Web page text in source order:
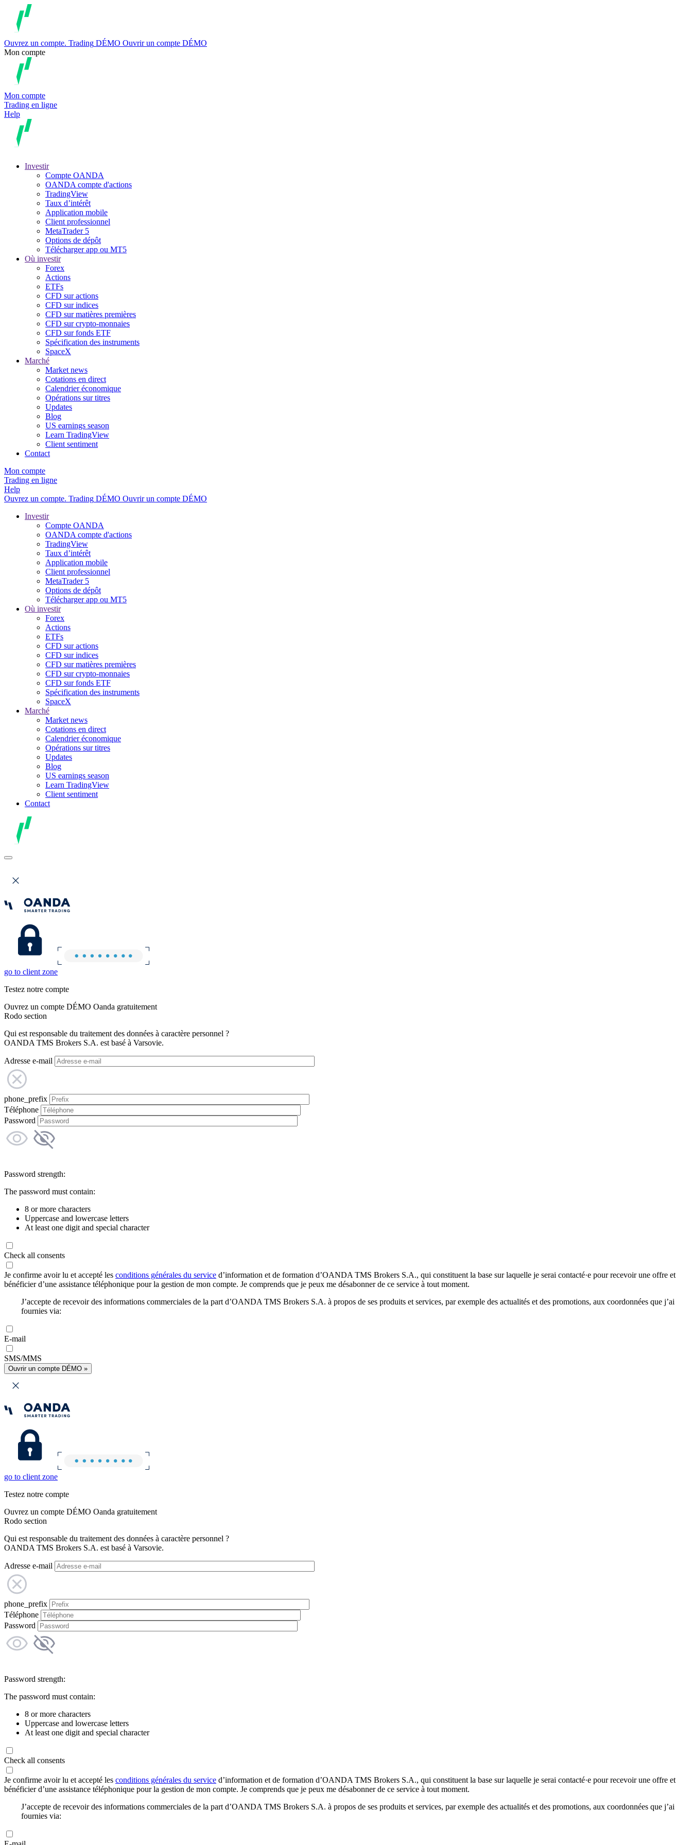
Ouvrez un compte. Trading DÉMO Ouvrir un compte DÉMO
Mon compte
Mon compte
Trading en ligne
Help
Investir
Compte OANDA
OANDA compte d'actions
TradingView
Taux d’intérêt
Application mobile
Client professionnel
MetaTrader 5
Options de dépôt
Télécharger app ou MT5
Où investir
Forex
Actions
ETFs
CFD sur actions
CFD sur indices
CFD sur matières premières
CFD sur crypto-monnaies
CFD sur fonds ETF
Spécification des instruments
SpaceX
Marché
Market news
Cotations en direct
Calendrier économique
Opérations sur titres
Updates
Blog
US earnings season
Learn TradingView
Client sentiment
Contact
Mon compte
Trading en ligne
Help
Ouvrez un compte. Trading DÉMO Ouvrir un compte DÉMO
Investir
Compte OANDA
OANDA compte d'actions
TradingView
Taux d’intérêt
Application mobile
Client professionnel
MetaTrader 5
Options de dépôt
Télécharger app ou MT5
Où investir
Forex
Actions
ETFs
CFD sur actions
CFD sur indices
CFD sur matières premières
CFD sur crypto-monnaies
CFD sur fonds ETF
Spécification des instruments
SpaceX
Marché
Market news
Cotations en direct
Calendrier économique
Opérations sur titres
Updates
Blog
US earnings season
Learn TradingView
Client sentiment
Contact
go to client zone
Testez notre compte
Ouvrez un compte DÉMO Oanda gratuitement
Rodo section
Qui est responsable du traitement des données à caractère personnel ?
OANDA TMS Brokers S.A. est basé à Varsovie.
Adresse e-mail
phone_prefix
Téléphone
Password
Password strength:
The password must contain:
8 or more characters
Uppercase and lowercase letters
At least one digit and special character
Check all consents
Je confirme avoir lu et accepté les conditions générales du service d’information et de formation d’OANDA TMS Brokers S.A., qui constituent la base sur laquelle je serai contacté·e pour recevoir une offre et
bénéficier d’une assistance téléphonique pour la gestion de mon compte. Je comprends que je peux me désabonner de ce service à tout moment.
J’accepte de recevoir des informations commerciales de la part d’OANDA TMS Brokers S.A. à propos de ses produits et services, par exemple des actualités et des promotions, aux coordonnées que j’ai
fournies via:
E-mail
SMS/MMS
Ouvrir un compte DÉMO »
go to client zone
Testez notre compte
Ouvrez un compte DÉMO Oanda gratuitement
Rodo section
Qui est responsable du traitement des données à caractère personnel ?
OANDA TMS Brokers S.A. est basé à Varsovie.
Adresse e-mail
phone_prefix
Téléphone
Password
Password strength:
The password must contain:
8 or more characters
Uppercase and lowercase letters
At least one digit and special character
Check all consents
Je confirme avoir lu et accepté les conditions générales du service d’information et de formation d’OANDA TMS Brokers S.A., qui constituent la base sur laquelle je serai contacté·e pour recevoir une offre et
bénéficier d’une assistance téléphonique pour la gestion de mon compte. Je comprends que je peux me désabonner de ce service à tout moment.
J’accepte de recevoir des informations commerciales de la part d’OANDA TMS Brokers S.A. à propos de ses produits et services, par exemple des actualités et des promotions, aux coordonnées que j’ai
fournies via: